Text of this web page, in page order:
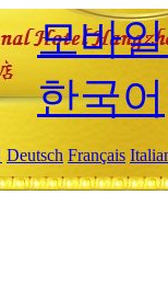
모바
한국어
Deutsch Français